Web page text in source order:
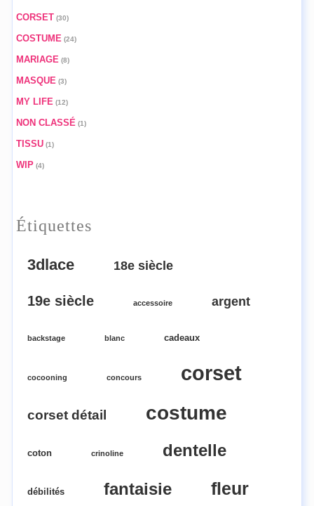
CORSET (30)
COSTUME (24)
MARIAGE (8)
MASQUE (3)
MY LIFE (12)
NON CLASSÉ (1)
TISSU (1)
WIP (4)
Étiquettes
3dlace 18e siècle
19e siècle accessoire argent
backstage blanc cadeaux
cocooning concours corset
corset détail costume
coton crinoline dentelle
débilités fantaisie fleur